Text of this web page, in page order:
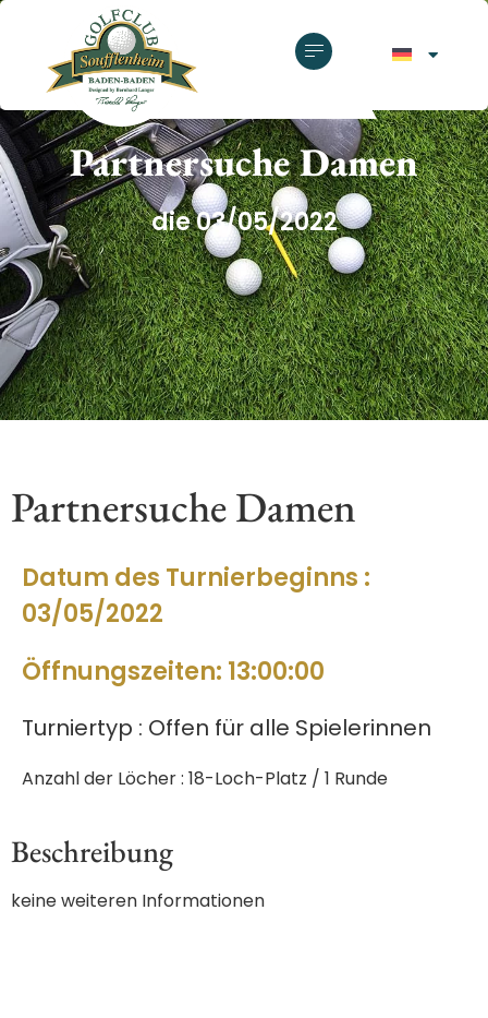
Partnersuche Damen
die 03/05/2022
Partnersuche Damen
Datum des Turnierbeginns :
03/05/2022
Öffnungszeiten: 13:00:00
Turniertyp : Offen für alle Spielerinnen
Anzahl der Löcher : 18-Loch-Platz / 1 Runde
Beschreibung
keine weiteren Informationen